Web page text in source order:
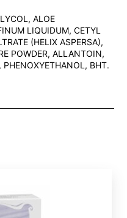
ALOE
LIQUIDUM, CETYL
(HELIX ASPERSA),
POWDER, ALLANTOIN,
PHENOXYETHANOL, BHT.